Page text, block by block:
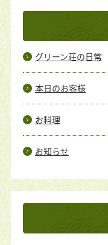
グリーン荘の日常
本日のお客様
お料理
お知らせ